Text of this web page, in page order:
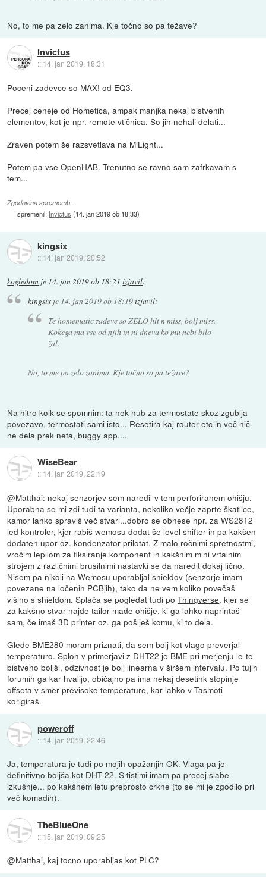
No, to me pa zelo zanima. Kje točno so pa težave?
Invictus
:: 14. jan 2019, 18:31
Poceni zadevce so MAX! od EQ3.
Precej ceneje od Hometica, ampak manjka nekaj bistvenih
elementov, kot je npr. remote vtičnica. So jih nehali delati...
Zraven potem še razsvetlava na MiLight...
Potem pa vse OpenHAB. Trenutno se ravno sam zafrkavam s
tem...
Zgodovina sprememb…
spremenil: Invictus (14. jan 2019 ob 18:33)
kingsix
:: 14. jan 2019, 20:52
kogledom je 14. jan 2019 ob 18:21 izjavil:
kingsixje 14. jan 2019 ob 18:19izjavil:
Te homematic zadeve so ZELO hit n miss, bolj miss.
Kokega ma vse od njih in ni dneva ko mu nebi bilo
žal.
No, to me pa zelo zanima. Kje točno so pa težave?
Na hitro kolk se spomnim: ta nek hub za termostate skoz zgublja
povezavo, termostati sami isto... Resetira kaj router etc in več nič
ne dela prek neta, buggy app....
WiseBear
:: 14. jan 2019, 22:19
@Matthai: nekaj senzorjev sem naredil vtem perforiranem ohišju.
Uporabna se mi zdi tudita varianta, nekoliko večje zaprte škatlice,
kamor lahko spraviš več stvari...dobro se obnese npr. za WS2812
led kontroler, kjer rabiš wemosu dodat še level shifter in pa kakšen
dodaten upor oz. kondenzator prilotat. Z malo ročnimi spretnostmi,
vročim lepilom za fiksiranje komponent in kakšnim mini vrtalnim
strojem z različnimi brusilnimi nastavki se da naredit dokaj lično.
Nisem pa nikoli na Wemosu uporabljal shieldov (senzorje imam
povezane na ločenih PCBjih), tako da ne vem koliko povečaš
višino s shieldom. Splača se pogledat tudi poThingverse, kjer se
za kakšno stvar najde tailor made ohišje, ki ga lahko naprintaš
sam, če imaš 3D printer oz. ga pošlješ komu, ki to dela.
Glede BME280 moram priznati, da sem bolj kot vlago preverjal
temperaturo. Sploh v primerjavi z DHT22 je BME pri merjenju le-te
bistveno boljši, odzivnost je bolj linearna v širšem intervalu. Po tujih
forumih ga kar hvalijo, običajno pa ima nekaj desetink stopinje
offseta v smer previsoke temperature, kar lahko v Tasmoti
korigiraš.
poweroff
:: 14. jan 2019, 22:46
Ja, temperatura je tudi po mojih opažanjih OK. Vlaga pa je
definitivno boljša kot DHT-22. S tistimi imam pa precej slabe
izkušnje... po kakšnem letu preprosto crkne (to se mi je zgodilo pri
več komadih).
TheBlueOne
:: 15. jan 2019, 09:25
@Matthai, kaj tocno uporabljas kot PLC?